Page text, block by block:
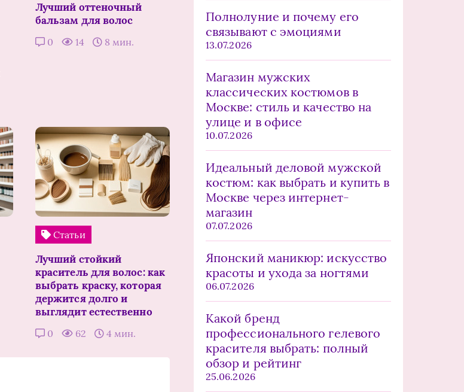
Лучший оттеночный
бальзам для волос
0 14 8 мин.
Статьи
Лучший стойкий
краситель для волос: как
выбрать краску, которая
держится долго и
выглядит естественно
0 62 4 мин.
Полнолуние и почему его
связывают с эмоциями
13.07.2026
Магазин мужских
классических костюмов в
Москве: стиль и качество на
улице и в офисе
10.07.2026
Идеальный деловой мужской
костюм: как выбрать и купить в
Москве через интернет-
магазин
07.07.2026
Японский маникюр: искусство
красоты и ухода за ногтями
06.07.2026
Какой бренд
профессионального гелевого
красителя выбрать: полный
обзор и рейтинг
25.06.2026